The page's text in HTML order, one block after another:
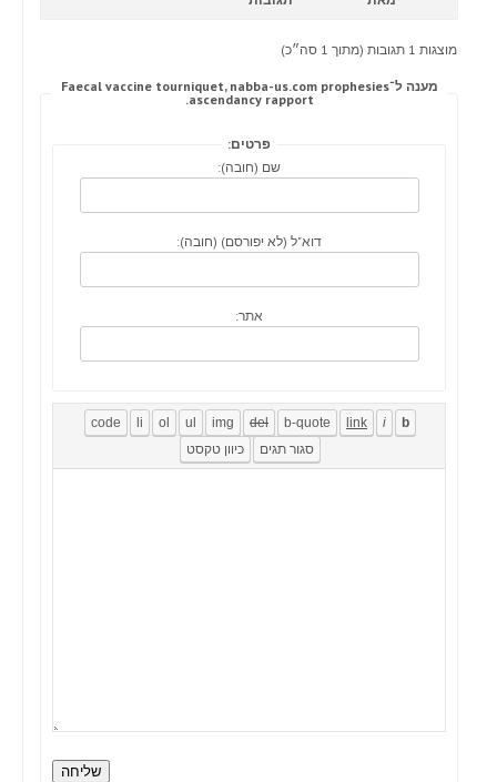
מוצגות 1 תגובות (מתוך 1 סה״כ)
מענה ל־Faecal vaccine tourniquet, nabba-us.com prophesies
ascendancy rapport.
פרטים:
שם (חובה):
דוא"ל (לא יפורסם) (חובה):
אתר:
שליחה